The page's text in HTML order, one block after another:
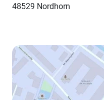
48529 Nordhorn